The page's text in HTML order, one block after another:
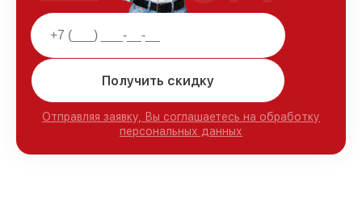
Получить скидку
Отправляя заявку, Вы соглашаетесь на обработку
персональных данных